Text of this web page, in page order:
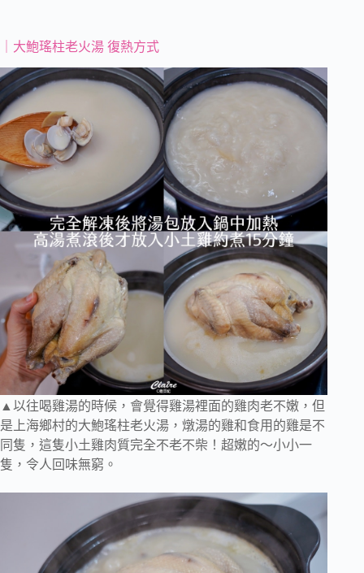
｜大鮑瑤柱老火湯 復熱方式
▲以往喝雞湯的時候，會覺得雞湯裡面的雞肉老不嫩，但
是上海鄉村的大鮑瑤柱老火湯，燉湯的雞和食用的雞是不
同隻，這隻小土雞肉質完全不老不柴！超嫩的～小小一
隻，令人回味無窮。